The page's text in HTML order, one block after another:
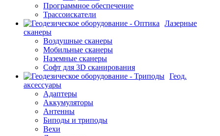
Программное обеспечение
Трассоискатели
Лазерные
сканеры
Воздушные сканеры
Мобильные сканеры
Наземные сканеры
Софт для 3D сканирования
Геод.
аксессуары
Адаптеры
Аккумуляторы
Антенны
Биподы и триподы
Вехи